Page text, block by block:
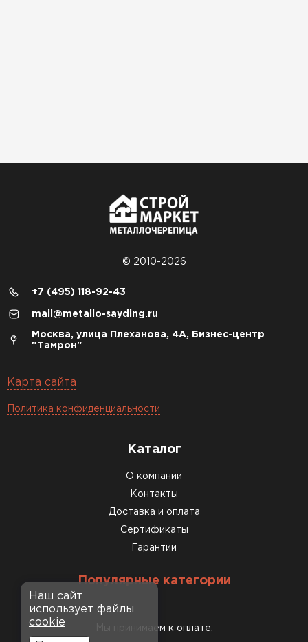
© 2010-2026
+7 (495) 118-92-43
mail@metallo-sayding.ru
Москва, улица Плеханова, 4А, Бизнес-центр
"Тамрон"
Карта сайта
Политика конфиденциальности
Каталог
О компании
Контакты
Доставка и оплата
Сертификаты
Гарантии
Популярные категории
Мы принимаем к оплате:
Наш сайт
использует файлы
cookie